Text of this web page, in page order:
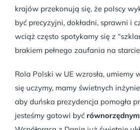
krajów przekonują się, że polscy
być precyzyjni, dokładni, sprawni i
wciąż często spotykamy się z
brakiem pełnego zaufania na
Rola Polski w UE wzrosła, umiemy
się uczymy, mamy świetnych
aby duńska prezydencja pomogła
jesteśmy gotowi być